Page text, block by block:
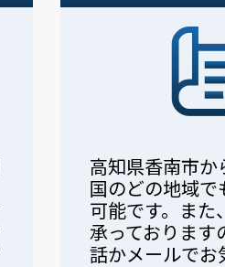
高知県香南市
国のどの地域
可能です。また
承っております
話かメールでお